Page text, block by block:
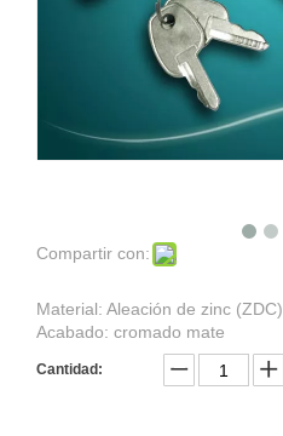
Compartir con:
Material: Aleación de zinc (ZDC)
Acabado: cromado mate
Cantidad: